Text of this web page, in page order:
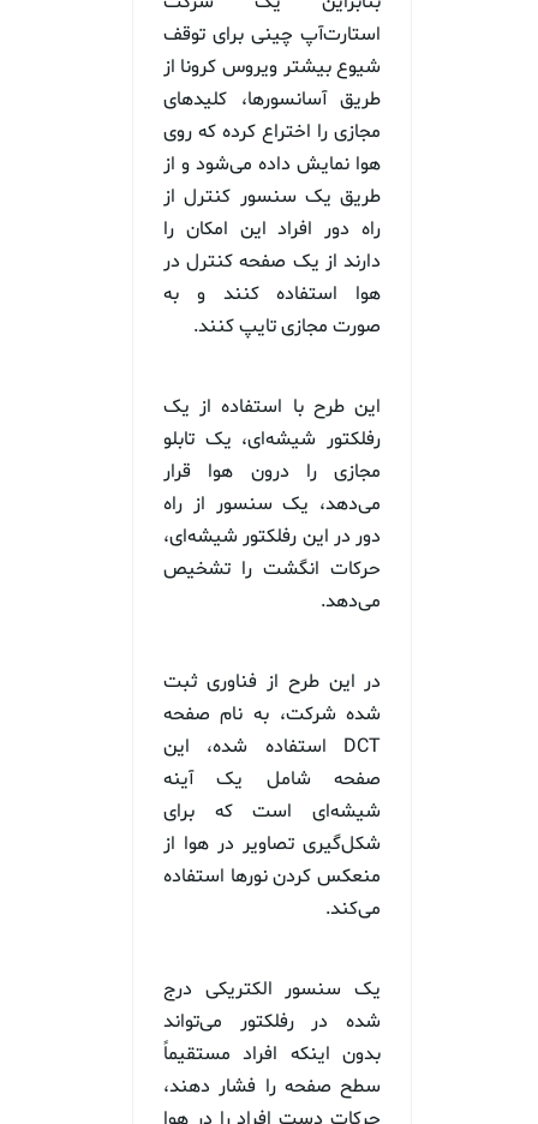
استارت‌آپ چینی برای توقف
شیوع بیشتر ویروس کرونا از
طریق آسانسورها، کلید‌های
مجازی را اختراع کرده که روی
هوا نمایش داده می‌شود و از
طریق یک سنسور کنترل از
راه دور افراد این امکان را
دارند از یک صفحه کنترل در
هوا استفاده کنند و به
صورت مجازی تایپ کنند.
این طرح با استفاده از یک
رفلکتور شیشه‌ای، یک تابلو
مجازی را درون هوا قرار
می‌دهد، یک سنسور از راه
دور در این رفلکتور شیشه‌ای،
حرکات انگشت را تشخیص
می‌دهد.
در این طرح از فناوری ثبت
شده شرکت، به نام صفحه
DCT استفاده شده، این
صفحه شامل یک آینه
شیشه‌ای است که برای
شکل‌گیری تصاویر در هوا از
منعکس کردن نور‌ها استفاده
می‌کند.
یک سنسور الکتریکی درج
شده در رفلکتور می‌تواند
بدون اینکه افراد مستقیماً
سطح صفحه را فشار دهند،